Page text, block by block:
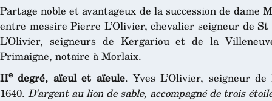
Partage noble et avantageux de la succession de dame
entre messire Pierre L’Olivier, chevalier seigneur de
L’Olivier, seigneurs de Kergariou et de la
Primaigne, notaire à Morlaix.
IIe degré, aïeul et aïeule. Yves L’Olivier, seigneur
1640. D’argent au lion de sable, accompagné de trois